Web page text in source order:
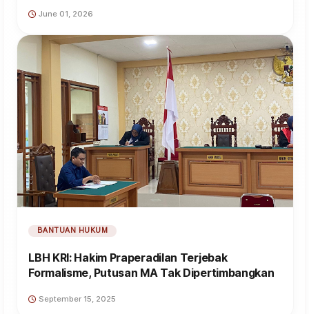
June 01, 2026
BANTUAN HUKUM
LBH KRI: Hakim Praperadilan Terjebak
Formalisme, Putusan MA Tak Dipertimbangkan
September 15, 2025